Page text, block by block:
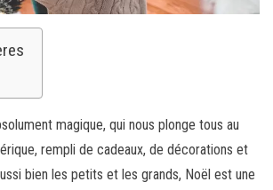
magique, qui nous plonge tous au
rempli de cadeaux, de décorations et
bien les petits et les grands, Noël est une